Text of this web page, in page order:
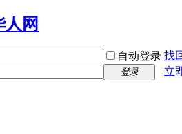
自动登录 找
登录
立